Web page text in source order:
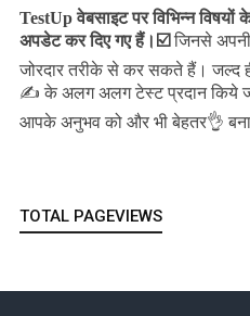
TestUp वेबसाइट पर विभिन्न
अपडेट कर दिए गए हैं। ☑️ जिनसे
जोरदार तरीके से कर सकते हैं।जल्द
✍️ के अलग अलग टेस्ट प्रदान किये
आपके अनुभव को और भी बेहतर👌
TOTAL PAGEVIEWS